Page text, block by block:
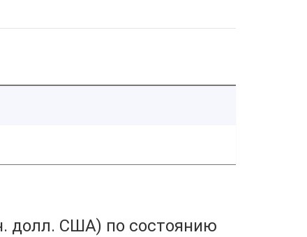
долл. США) по состоянию